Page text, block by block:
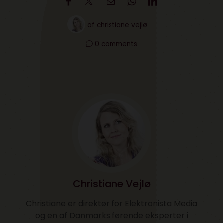
af christiane vejlø
0 comments
Christiane Vejlø